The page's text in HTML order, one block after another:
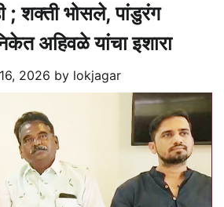
; शक्ती भोसले, पांडुरंग
अहिवळे यांचा इशारा
2026 by lokjagar